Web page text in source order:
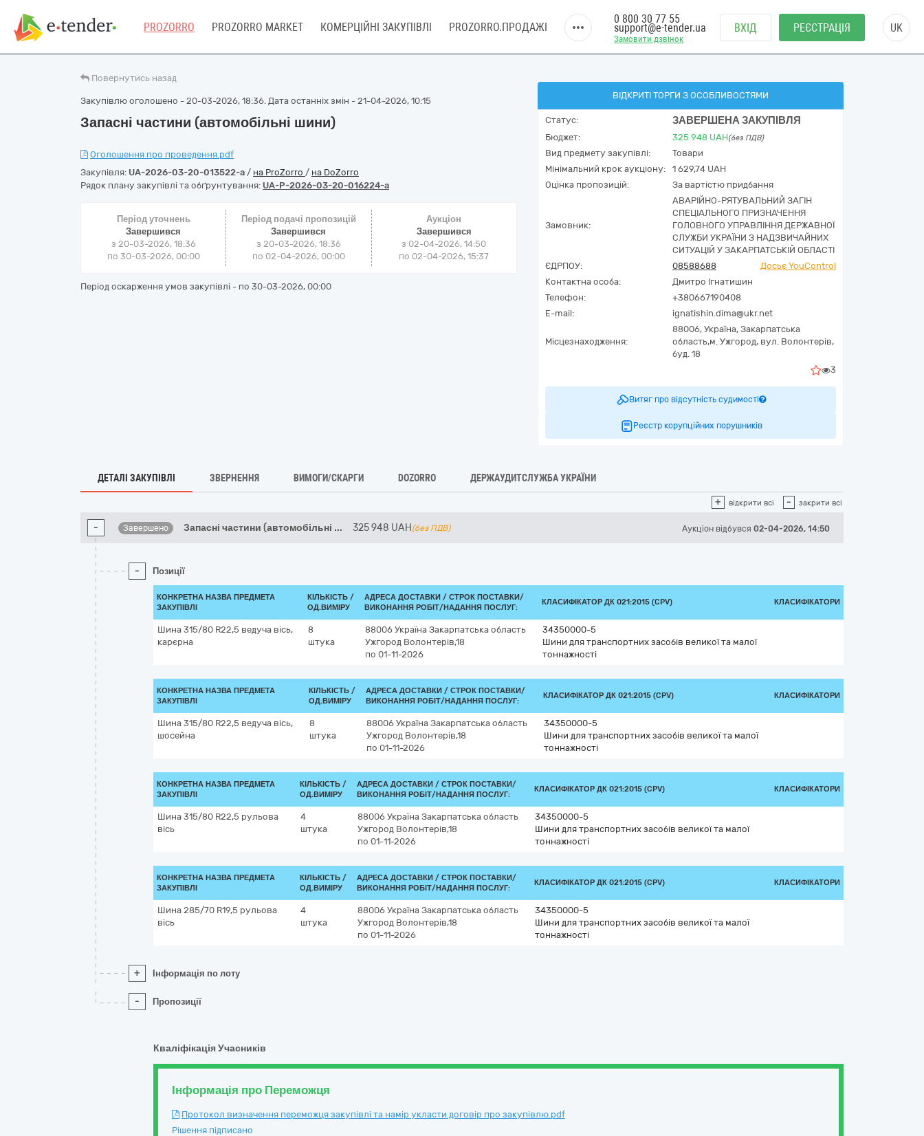
PROZORRO PROZORRO MARKET КОМЕРЦІЙНІ ЗАКУПІВЛІ PROZORRO.ПРОДАЖІ
Замовити дзвінок
0 800 30 77 55
support@e-tender.ua ВХІД РЕЄСТРАЦІЯ UK
Повернутись назад
Закупівлю оголошено - 20-03-2026, 18:36. Дата останніх змін - 21-04-2026, 10:15
Запасні частини (автомобільні шини)
Оголошення про проведення.pdf
Закупівля: UA-2026-03-20-013522-a / на ProZorro / на DoZorro
Рядок плану закупівлі та обґрунтування: UA-P-2026-03-20-016224-a
Період уточнень
Завершився
з 20-03-2026, 18:36
по 30-03-2026, 00:00
Період подачі пропозицій
Завершився
з 20-03-2026, 18:36
по 02-04-2026, 00:00
Аукціон
Завершився
з 02-04-2026, 14:50
по 02-04-2026, 15:37
Період оскарження умов закупівлі - по 30-03-2026, 00:00
ВІДКРИТІ ТОРГИ З ОСОБЛИВОСТЯМИ
Статус: ЗАВЕРШЕНА ЗАКУПІВЛЯ
Бюджет: 325 948 UAH(без ПДВ)
Вид предмету закупівлі:
Товари
Мінімальний крок аукціону:
1 629,74 UAH
Оцінка пропозицій:
За вартістю придбання
Замовник:
АВАРІЙНО-РЯТУВАЛЬНИЙ ЗАГІН
СПЕЦІАЛЬНОГО ПРИЗНАЧЕННЯ
ГОЛОВНОГО УПРАВЛІННЯ ДЕРЖАВНОЇ
СЛУЖБИ УКРАЇНИ З НАДЗВИЧАЙНИХ
СИТУАЦІЙ У ЗАКАРПАТСЬКІЙ ОБЛАСТІ
ЄДРПОУ:
08588688
Досьє YouControl
Контактна особа:
Дмитро Ігнатишин
Телефон:
+380667190408
E-mail:
ignatishin.dima@ukr.net
Місцезнаходження:
88006, Україна, Закарпатська
область,м. Ужгород, вул. Волонтерів,
буд. 18
3
Витяг про відсутність судимості
Реєстр корупційних порушників
ДЕТАЛІ ЗАКУПІВЛІ ЗВЕРНЕННЯ ВИМОГИ/СКАРГИ DOZORRO ДЕРЖАУДИТСЛУЖБА УКРАЇНИ
+ відкрити всі - закрити всі
- Завершено Запасні частини (автомобільні ... 325 948 UAH (без ПДВ) Аукціон відбувся 02-04-2026, 14:50
- Позиції
КОНКРЕТНА НАЗВА ПРЕДМЕТА
ЗАКУПІВЛІ
КІЛЬКІСТЬ /
ОД.ВИМІРУ
АДРЕСА ДОСТАВКИ / СТРОК ПОСТАВКИ/
ВИКОНАННЯ РОБІТ/НАДАННЯ ПОСЛУГ:
КЛАСИФІКАТОР ДК 021:2015 (CPV) КЛАСИФІКАТОРИ
Шина 315/80 R22,5 ведуча вісь,
карєрна
8
штука
88006 Україна Закарпатська область
Ужгород Волонтерів,18
по 01-11-2026
34350000-5
Шини для транспортних засобів великої та малої
тоннажності
КОНКРЕТНА НАЗВА ПРЕДМЕТА
ЗАКУПІВЛІ
КІЛЬКІСТЬ /
ОД.ВИМІРУ
АДРЕСА ДОСТАВКИ / СТРОК ПОСТАВКИ/
ВИКОНАННЯ РОБІТ/НАДАННЯ ПОСЛУГ:
КЛАСИФІКАТОР ДК 021:2015 (CPV) КЛАСИФІКАТОРИ
Шина 315/80 R22,5 ведуча вісь,
шосейна
8
штука
88006 Україна Закарпатська область
Ужгород Волонтерів,18
по 01-11-2026
34350000-5
Шини для транспортних засобів великої та малої
тоннажності
КОНКРЕТНА НАЗВА ПРЕДМЕТА
ЗАКУПІВЛІ
КІЛЬКІСТЬ /
ОД.ВИМІРУ
АДРЕСА ДОСТАВКИ / СТРОК ПОСТАВКИ/
ВИКОНАННЯ РОБІТ/НАДАННЯ ПОСЛУГ:
КЛАСИФІКАТОР ДК 021:2015 (CPV) КЛАСИФІКАТОРИ
Шина 315/80 R22,5 рульова
вісь
4
штука
88006 Україна Закарпатська область
Ужгород Волонтерів,18
по 01-11-2026
34350000-5
Шини для транспортних засобів великої та малої
тоннажності
КОНКРЕТНА НАЗВА ПРЕДМЕТА
ЗАКУПІВЛІ
КІЛЬКІСТЬ /
ОД.ВИМІРУ
АДРЕСА ДОСТАВКИ / СТРОК ПОСТАВКИ/
ВИКОНАННЯ РОБІТ/НАДАННЯ ПОСЛУГ:
КЛАСИФІКАТОР ДК 021:2015 (CPV) КЛАСИФІКАТОРИ
Шина 285/70 R19,5 рульова
вісь
4
штука
88006 Україна Закарпатська область
Ужгород Волонтерів,18
по 01-11-2026
34350000-5
Шини для транспортних засобів великої та малої
тоннажності
+ Інформація по лоту
- Пропозиції
Кваліфікація Учасників
Інформація про Переможця
Протокол визначення переможця закупівлі та намір укласти договір про закупівлю.pdf
Рішення підписано